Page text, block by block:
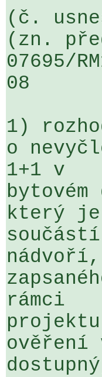
(č.
(zn.
08
1)
o
1+1 v
který je
rámci
ověření